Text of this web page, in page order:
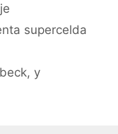
supercelda
y